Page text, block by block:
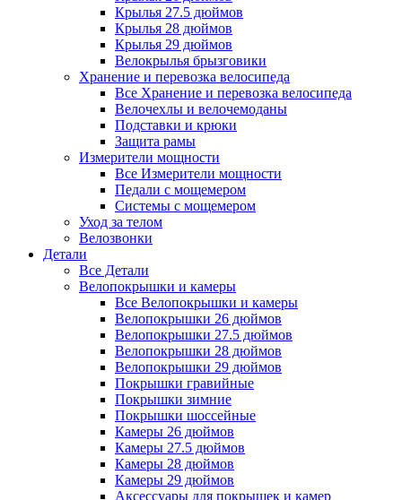
Крылья 27.5 дюймов
Крылья 28 дюймов
Крылья 29 дюймов
Велокрылья брызговики
Хранение и перевозка велосипеда
Все Хранение и перевозка велосипеда
Велочехлы и велочемоданы
Подставки и крюки
Защита рамы
Измерители мощности
Все Измерители мощности
Педали с мощемером
Системы с мощемером
Уход за телом
Велозвонки
Детали
Все Детали
Велопокрышки и камеры
Все Велопокрышки и камеры
Велопокрышки 26 дюймов
Велопокрышки 27.5 дюймов
Велопокрышки 28 дюймов
Велопокрышки 29 дюймов
Покрышки гравийные
Покрышки зимние
Покрышки шоссейные
Камеры 26 дюймов
Камеры 27.5 дюймов
Камеры 28 дюймов
Камеры 29 дюймов
Аксессуары для покрышек и камер